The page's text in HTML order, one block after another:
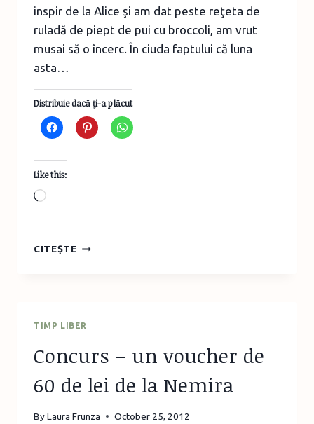
inspir de la Alice şi am dat peste reţeta de
ruladă de piept de pui cu broccoli, am vrut
musai să o încerc. În ciuda faptului că luna
asta…
Distribuie dacă ţi-a plăcut
Like this:
Loading…
CITEȘTEPIEPT
TIMP LIBER
Concurs – un voucher de
60 de lei de la Nemira
ByLaura Frunza October 25, 2012